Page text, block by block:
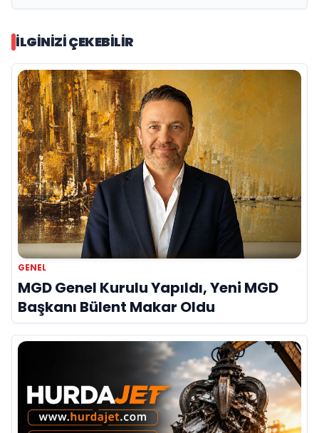
İLGINIZI ÇEKEBILIR
GENEL
MGD Genel Kurulu Yapıldı, Yeni MGD
Başkanı Bülent Makar Oldu